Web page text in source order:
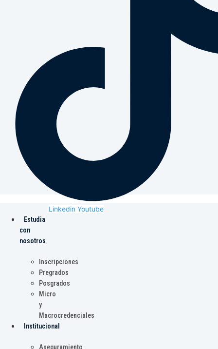
Linkedin Youtube
Estudia
con
nosotros
Inscripciones
Pregrados
Posgrados
Micro
y
Macrocredenciales
Institucional
Aseguramiento